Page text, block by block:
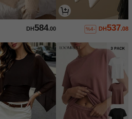
DH537.08
%4-
DH584.00